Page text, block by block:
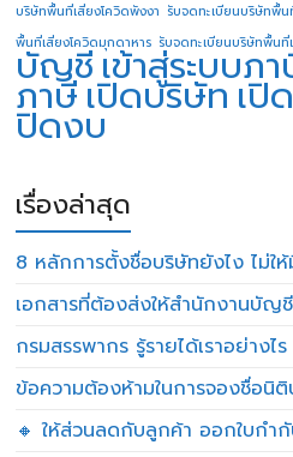
บริษัทพื้นที่เสี่ยงโควิดพังงา รับจดทะเบียนบริษัทพื้น
พื้นที่เสี่ยงโควิดมุกดาหาร รับจดทะเบียนบริษัทพื้นที่
บัญชี เข้าสู่ระบบภ
ภาษี เปิดบริษัท เปิ
ปิดงบ
เรื่องล่าสุด
8 หลักการตั้งชื่อบริษัทยังไง ไม่ใ
เอกสารที่ต้องส่งให้สำนักงานบัญชี
กรมสรรพากร รู้รายได้เราอย่างไร
ข้อความต้องห้ามในการจองชื่อนิติ
🔸 ให้ส่วนลดกับลูกค้า ออกใบกำ